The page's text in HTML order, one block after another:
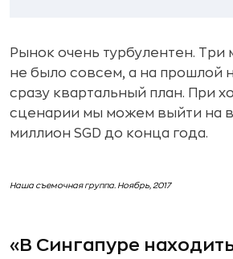
Рынок очень турбулентен. Три
не было совсем, а на прошлой
сразу квартальный план. При
сценарии мы можем выйти на
миллион SGD до конца года.
Наша съемочная группа. Ноябрь, 2017
«В Сингапуре